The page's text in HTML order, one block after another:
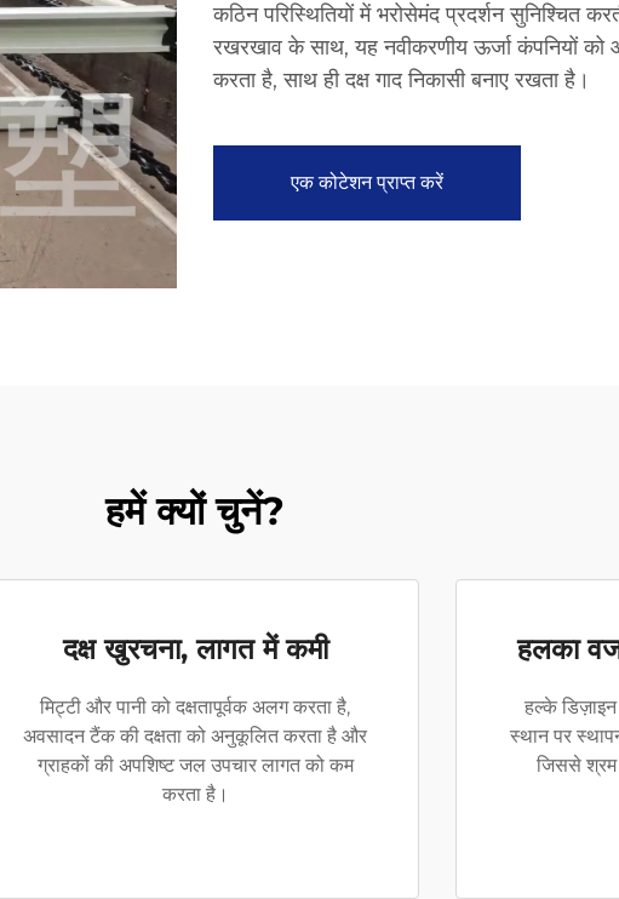
कठिन परिस्थितियों में भरोसेमंद प्रदर्शन
रखरखाव के साथ, यह नवीकरणीय ऊर्जा कंपनियों
करता है, साथ ही दक्ष गाद निकासी बनाए रखता है।
एक कोटेशन प्राप्त करें
हमें क्यों चुनें?
दक्ष खुरचना, लागत में कमी
मिट्टी और पानी को दक्षतापूर्वक अलग करता है,
अवसादन टैंक की दक्षता को अनुकूलित करता है और
ग्राहकों की अपशिष्ट जल उपचार लागत को कम
करता है।
हलका
हल्के
स्थान पर
जिससे श्रम